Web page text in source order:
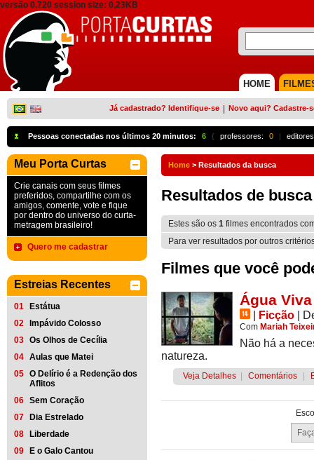
versão 0.720 session size: 0,23KB
HOME
Já cadastrado? Identifique-se Novo aqui? Cadastre-
Pessoas conectadas nos últimos 20 minutos: 6 { professores: 0 |
Meu Porta Curtas
Crie canais com seus filmes
preferidos, compartilhe com os
amigos, comente, vote e fique
por dentro do universo do curta-
metragem brasileiro!
Quero me cadastrar
Estreias Recentes
01
Estátua
02
Impávido Colosso
03 Os Olhos de Cecília
04 Aulas que Matei
05 O Delírio é a Redenção dos
Aflitos
06 Sem Coração
07
Dia Estrelado
08
Liberdade
09
E o Galo Cantou
Home > Resultados da busca
Resultados de busca
Estes são os 1 filmes encontrados
Para ver resultados por outros
Filmes que você
Água Viva
Ficção
Com Mariah
Não há a
natureza.
Veja Detalhes Comentários